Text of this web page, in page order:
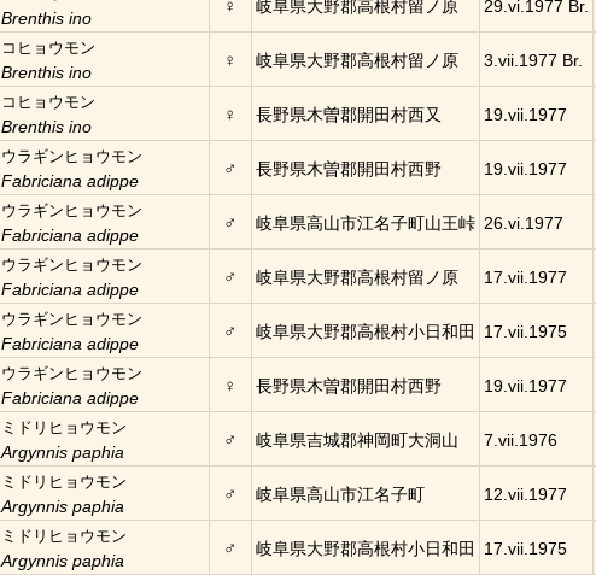
Brenthis ino
♀ 岐阜県大野郡高根村留ノ原 29.vi.1977 Br.
コヒョウモン
Brenthis ino
♀ 岐阜県大野郡高根村留ノ原 3.vii.1977 Br.
コヒョウモン
Brenthis ino
♀ 長野県木曽郡開田村西又 19.vii.1977
ウラギンヒョウモン
Fabriciana adippe
♂ 長野県木曽郡開田村西野 19.vii.1977
ウラギンヒョウモン
Fabriciana adippe
♂ 岐阜県高山市江名子町山王峠 26.vi.1977
ウラギンヒョウモン
Fabriciana adippe
♂ 岐阜県大野郡高根村留ノ原 17.vii.1977
ウラギンヒョウモン
Fabriciana adippe
♂ 岐阜県大野郡高根村小日和田 17.vii.1975
ウラギンヒョウモン
Fabriciana adippe
♀ 長野県木曽郡開田村西野 19.vii.1977
ミドリヒョウモン
Argynnis paphia
♂ 岐阜県吉城郡神岡町大洞山 7.vii.1976
ミドリヒョウモン
Argynnis paphia
♂ 岐阜県高山市江名子町 12.vii.1977
ミドリヒョウモン
Argynnis paphia
♂ 岐阜県大野郡高根村小日和田 17.vii.1975